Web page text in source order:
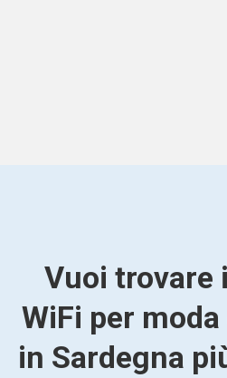
Vuoi trovare
WiFi per
in Sardegna